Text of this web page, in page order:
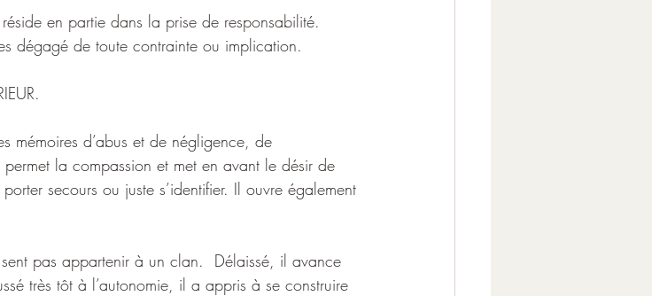
en partie dans la prise de responsabilité.
dégagé de toute contrainte ou implication.
mémoires d’abus et de négligence, de
la compassion et met en avant le désir de
secours ou juste s’identifier. Il ouvre également
pas appartenir à un clan.  Délaissé, il avance
très tôt à l’autonomie, il a appris à se construire